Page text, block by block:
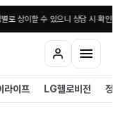
상이할 수 있으니 상담 시 확인해
라이프 LG헬로비전 정